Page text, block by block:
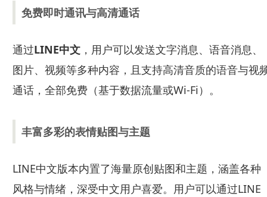
免费即时通讯与高清通话
通过LINE中文，用户可以发送文字消息、语音消息、
图片、视频等多种内容，且支持高清音质的语音与视
通话，全部免费（基于数据流量或Wi-Fi）。
丰富多彩的表情贴图与主题
LINE中文版本内置了海量原创贴图和主题，涵盖各种
风格与情绪，深受中文用户喜爱。用户可以通过LINE